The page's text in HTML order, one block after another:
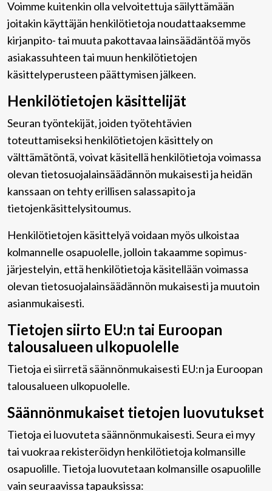
Voimme kuitenkin olla velvoitettuja säilyttämään
joitakin käyttäjän henkilötietoja noudattaaksemme
kirjanpito- tai muuta pakottavaa lainsäädäntöä myös
asiakassuhteen tai muun henkilötietojen
käsittelyperusteen päättymisen jälkeen.
Henkilötietojen käsittelijät
Seuran työntekijät, joiden työtehtävien
toteuttamiseksi henkilötietojen käsittely on
välttämätöntä, voivat käsitellä henkilötietoja voimassa
olevan tietosuojalainsäädännön mukaisesti ja heidän
kanssaan on tehty erillisen salassapito ja
tietojenkäsittelysitoumus.
Henkilötietojen käsittelyä voidaan myös ulkoistaa
kolmannelle osapuolelle, jolloin takaamme sopimus-
järjestelyin, että henkilötietoja käsitellään voimassa
olevan tietosuojalainsäädännön mukaisesti ja muutoin
asianmukaisesti.
Tietojen siirto EU:n tai Euroopan
talousalueen ulkopuolelle
Tietoja ei siirretä säännönmukaisesti EU:n ja Euroopan
talousalueen ulkopuolelle.
Säännönmukaiset tietojen luovutukset
Tietoja ei luovuteta säännönmukaisesti. Seura ei myy
tai vuokraa rekisteröidyn henkilötietoja kolmansille
osapuolille. Tietoja luovutetaan kolmansille osapuolille
vain seuraavissa tapauksissa: